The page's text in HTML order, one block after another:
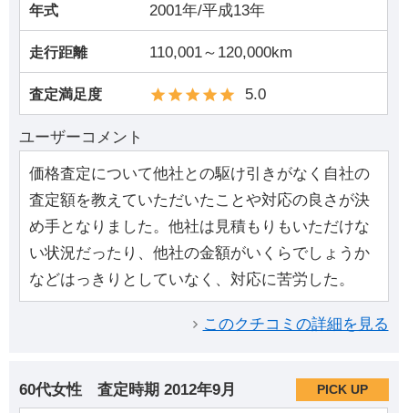
年式 2001年/平成13年
走行距離 110,001～120,000km
査定満足度 5.0
ユーザーコメント
価格査定について他社との駆け引きがなく自社の
査定額を教えていただいたことや対応の良さが決
め手となりました。他社は見積もりもいただけな
い状況だったり、他社の金額がいくらでしょうか
などはっきりとしていなく、対応に苦労した。
このクチコミの詳細を見る
60代女性 査定時期 2012年9月 PICK UP